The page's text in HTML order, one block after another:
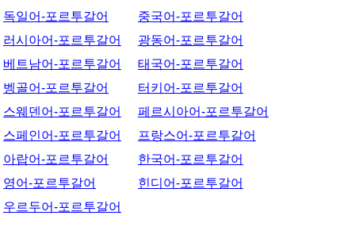
독일어-포르투갈어
러시아어-포르투갈어
베트남어-포르투갈어
벵골어-포르투갈어
스웨덴어-포르투갈어
스페인어-포르투갈어
아랍어-포르투갈어
영어-포르투갈어
우르두어-포르투갈어
중국어-포르투갈어
광동어-포르투갈어
태국어-포르투갈어
터키어-포르투갈어
페르시아어-포르투갈어
프랑스어-포르투갈어
한국어-포르투갈어
힌디어-포르투갈어